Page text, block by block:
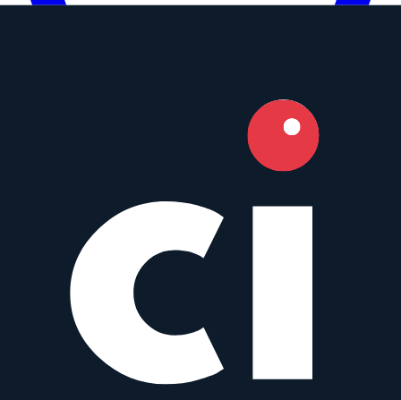
,Nikon F
Normal
315
50 mm f/1.4 EX DG HSM